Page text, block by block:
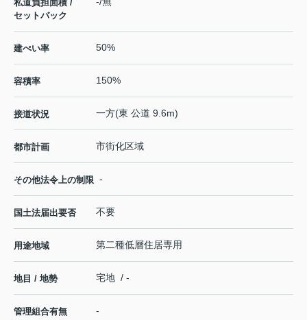
私道負担面積 /
セットバック
建ぺい率 50%
容積率 150%
接道状況 一方(東 公道 9.6m)
都市計画 市街化区域
その他法令上の制限 -
国土法届出要否 不要
用途地域 第二種低層住居専用
地目 / 地勢 宅地 / -
管理組合有無 -